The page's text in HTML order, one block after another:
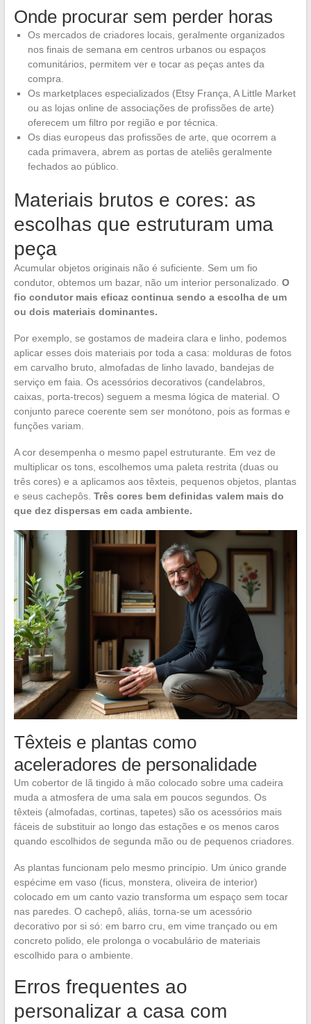
Onde procurar sem perder horas
Os mercados de criadores locais, geralmente organizados
nos finais de semana em centros urbanos ou espaços
comunitários, permitem ver e tocar as peças antes da
compra.
Os marketplaces especializados (Etsy França, A Little Market
ou as lojas online de associações de profissões de arte)
oferecem um filtro por região e por técnica.
Os dias europeus das profissões de arte, que ocorrem a
cada primavera, abrem as portas de ateliês geralmente
fechados ao público.
Materiais brutos e cores: as
escolhas que estruturam uma
peça
Acumular objetos originais não é suficiente. Sem um fio
condutor, obtemos um bazar, não um interior personalizado. O
fio condutor mais eficaz continua sendo a escolha de um
ou dois materiais dominantes.
Por exemplo, se gostamos de madeira clara e linho, podemos
aplicar esses dois materiais por toda a casa: molduras de fotos
em carvalho bruto, almofadas de linho lavado, bandejas de
serviço em faia. Os acessórios decorativos (candelabros,
caixas, porta-trecos) seguem a mesma lógica de material. O
conjunto parece coerente sem ser monótono, pois as formas e
funções variam.
A cor desempenha o mesmo papel estruturante. Em vez de
multiplicar os tons, escolhemos uma paleta restrita (duas ou
três cores) e a aplicamos aos têxteis, pequenos objetos, plantas
e seus cachepôs. Três cores bem definidas valem mais do
que dez dispersas em cada ambiente.
Têxteis e plantas como
aceleradores de personalidade
Um cobertor de lã tingido à mão colocado sobre uma cadeira
muda a atmosfera de uma sala em poucos segundos. Os
têxteis (almofadas, cortinas, tapetes) são os acessórios mais
fáceis de substituir ao longo das estações e os menos caros
quando escolhidos de segunda mão ou de pequenos criadores.
As plantas funcionam pelo mesmo princípio. Um único grande
espécime em vaso (ficus, monstera, oliveira de interior)
colocado em um canto vazio transforma um espaço sem tocar
nas paredes. O cachepô, aliás, torna-se um acessório
decorativo por si só: em barro cru, em vime trançado ou em
concreto polido, ele prolonga o vocabulário de materiais
escolhido para o ambiente.
Erros frequentes ao
personalizar a casa com